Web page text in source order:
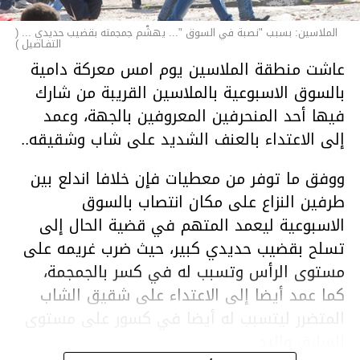
الملاسين: بسبب "نصبة في السوق "... يهشّم جمجمته بقضيب حديدي ... (
التفـاصيل )
عاشت منطقة الملاسين يوم امس معركة دامية
بالسوق الاسبوعية بالملاسين القريبة من شارك
فيها أحد المنحرفين المعروفين بالجهة، وعمد
إلى الاعتداء بالعنف الشديد على شاب وشقيقه..
ووفق ما توفر من معطيات فإن خلافا اندلع بين
طرفين النزاع على مكان انتصاب بالسوق
الاسبوعية ليعمد المتهم في قضية الحال إلى
تسلح بقضيب حديدي كبير، حيث ضرب غريمه على
مستوى الرأس وتسبب له في كسر بالجمجمة،
كما عمد أيضا إلى الاعتداء على شقيق الشاب
المتضرر ليتسبب له أيضا في كسور على مستوى